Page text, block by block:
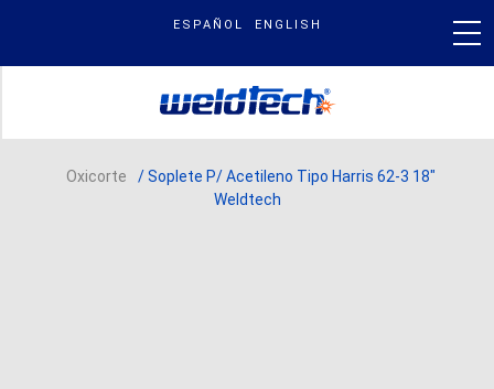
ESPAÑOL ENGLISH
PRODUCTOS
Oxicorte
/ Soplete P/ Acetileno Tipo Harris 62-3 18″
Weldtech